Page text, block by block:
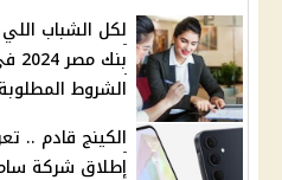
لكل الشباب
الشروط
الكينج قادم ..